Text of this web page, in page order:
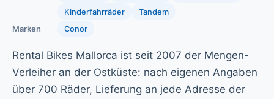
Kinderfahrräder
Tandem
Marken Conor
Rental Bikes Mallorca ist seit 2007 der Mengen-
Verleiher an der Ostküste: nach eigenen Angaben
über 700 Räder, Lieferung an jede Adresse der